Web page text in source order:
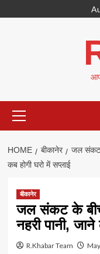
to
Menu
HOME बीकानेर
जल संकट
कब होगी घरो में सप्लाई
बीकानेर
जल संकट के बीच
नहरी पानी,
R.Khabar Team